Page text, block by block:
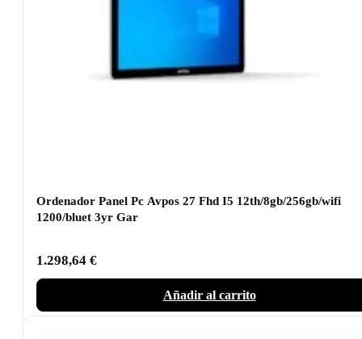
Ordenador Panel Pc Avpos 27 Fhd I5 12th/8gb/256gb/wifi
1200/bluet 3yr Gar
1.298,64 €
Añadir al carrito